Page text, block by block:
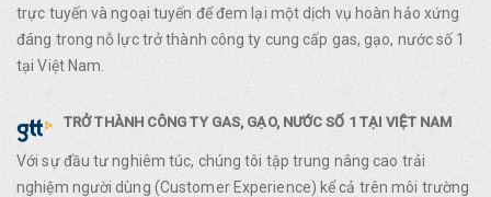
trực tuyến và ngoại tuyến để đem lại một dịch vụ hoàn hảo xứng
đáng trong nỗ lực trở thành công ty cung cấp gas, gạo, nước số 1
tại Việt Nam.
TRỞ THÀNH CÔNG TY GAS, GẠO, NƯỚC SỐ 1 TẠI VIỆT NAM
Với sự đầu tư nghiêm túc, chúng tôi tập trung nâng cao trải
nghiệm người dùng (Customer Experience) kể cả trên môi trường